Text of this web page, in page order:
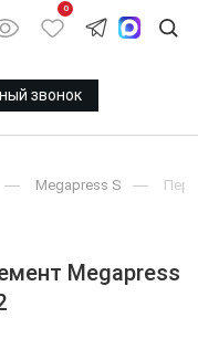
0
звонок
Megapress S
Megapress